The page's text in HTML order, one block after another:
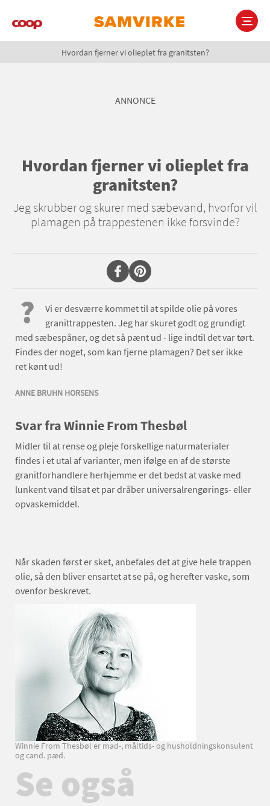
BrødkrummeHvordan fjerner vi olieplet fra granitsten?
ANNONCE
Hvordan fjerner vi olieplet fra
granitsten?
Jeg skrubber og skurer med sæbevand, hvorfor vil
plamagen på trappestenen ikke forsvinde?
?
Vi er desværre kommet til at spilde olie på vores
granittrappesten. Jeg har skuret godt og grundigt
med sæbespåner, og det så pænt ud - lige indtil det var tørt.
Findes der noget, som kan fjerne plamagen? Det ser ikke
ret kønt ud!
ANNE BRUHN HORSENS
Svar fra Winnie From Thesbøl
Midler til at rense og pleje forskellige naturmaterialer
findes i et utal af varianter, men ifølge en af de største
granitforhandlere herhjemme er det bedst at vaske med
lunkent vand tilsat et par dråber universalrengørings- eller
opvaskemiddel.
Når skaden først er sket, anbefales det at give hele trappen
olie, så den bliver ensartet at se på, og herefter vaske, som
ovenfor beskrevet.
Winnie From Thesbøl er mad-, måltids- og husholdningskonsulent
og cand. pæd.
Se også